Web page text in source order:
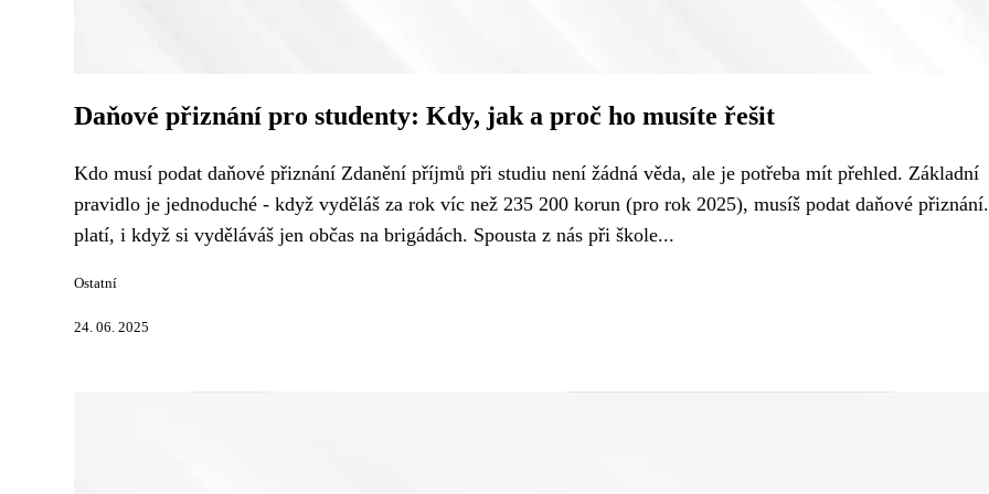
Daňové přiznání pro studenty: Kdy, jak a proč ho musíte řešit
Kdo musí podat daňové přiznání Zdanění příjmů při studiu není žádná věda, ale je potřeba mít přehled. Základní
pravidlo je jednoduché - když vyděláš za rok víc než 235 200 korun (pro rok 2025), musíš podat daňové
platí, i když si vyděláváš jen občas na brigádách. Spousta z nás při škole...
Ostatní
24. 06. 2025